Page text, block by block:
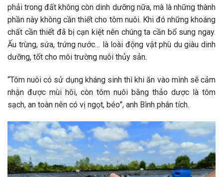
phải trong đất không còn dinh dưỡng nữa, mà là những thành
phần này không cần thiết cho tôm nuôi. Khi đó những khoáng
chất cần thiết đã bị cạn kiệt nên chúng ta cần bổ sung ngay.
Ấu trùng, sứa, trứng nước… là loài động vật phù du giàu dinh
dưỡng, tốt cho môi trường nuôi thủy sản.
“Tôm nuôi có sử dụng kháng sinh thì khi ăn vào mình sẽ cảm
nhận được mùi hôi, còn tôm nuôi bằng thảo dược là tôm
sạch, an toàn nên có vị ngọt, béo”, anh Bình phân tích.